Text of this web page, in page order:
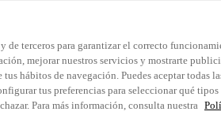
de terceros para garantizar el correcto
mejorar nuestros servicios y mostrarte
hábitos de navegación. Puedes aceptar todas
tus preferencias para seleccionar qué tipos
Para más información, consulta nuestra